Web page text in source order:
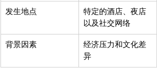
发生地点
特定的酒店、夜店
以及社交网络
背景因素
经济压力和文化差
异